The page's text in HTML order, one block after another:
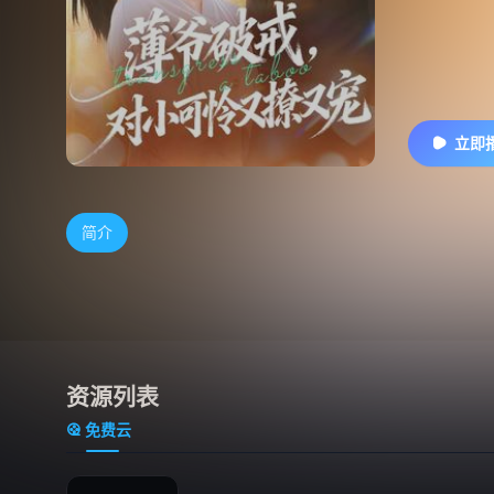
立即
简介
资源列表
免费云